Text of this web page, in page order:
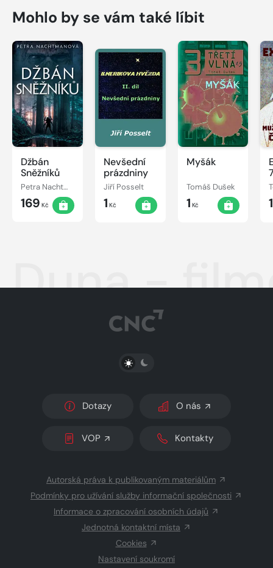
Mohlo by se vám také líbit
Džbán
Sněžníků
Petra Nachtmanová
169 Kč
Nevšední
prázdniny
Jiří Posselt
1 Kč
Myšák
Tomáš Dušek
1 Kč 1
Duna -
PŘEPNOUT SVĚTLÝ/TMAVÝ REŽIM
Dotazy O nás
VOP Kontakty
Autorská práva k publikovaným materiálům
Podmínky pro užívání služby informační společnosti
Informace o zpracování osobních údajů
Jednotná kontaktní místa
Cookies
Nastavení soukromí